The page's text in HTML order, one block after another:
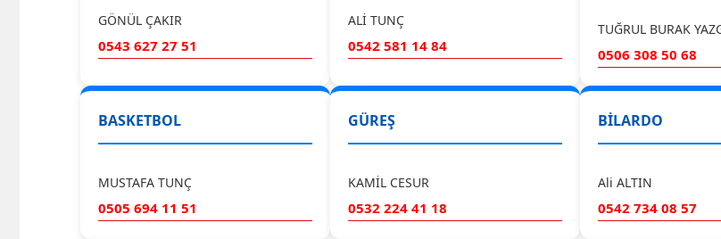
GÖNÜL ÇAKIR
0543 627 27 51
ALİ TUNÇ
0542 581 14 84
TUĞRUL BURAK
0506 308 50 68
BASKETBOL
MUSTAFA TUNÇ
0505 694 11 51
GÜREŞ
KAMİL CESUR
0532 224 41 18
BİLARDO
Ali ALTIN
0542 734 08 57